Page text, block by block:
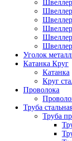
Уголок
Катанка Круг
Катанка
Круг
Проволока
Труба
Труба